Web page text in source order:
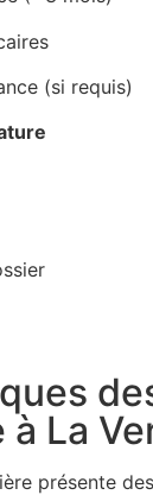
(si requis)
La
présente